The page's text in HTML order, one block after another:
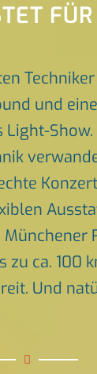
und eine
Light-
zu ca. 100
Und